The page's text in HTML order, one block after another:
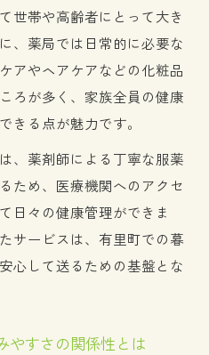
世帯や高齢者にとって大き
、薬局では日常的に必要な
アやヘアケアなどの化粧品
ろが多く、家族全員の健康
きる点が魅力です。
、薬剤師による丁寧な服薬
ため、医療機関へのアクセ
日々の健康管理ができま
サービスは、有里町での暮
心して送るための基盤とな
やすさの関係性とは